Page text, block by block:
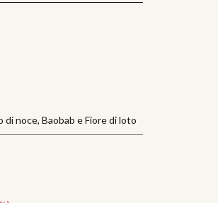
noce, Baobab e Fiore di loto